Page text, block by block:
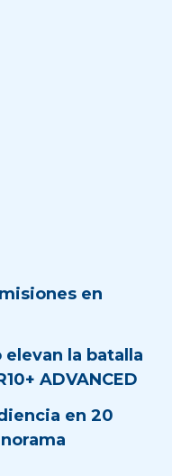
en
la batalla
ADVANCED
en 20